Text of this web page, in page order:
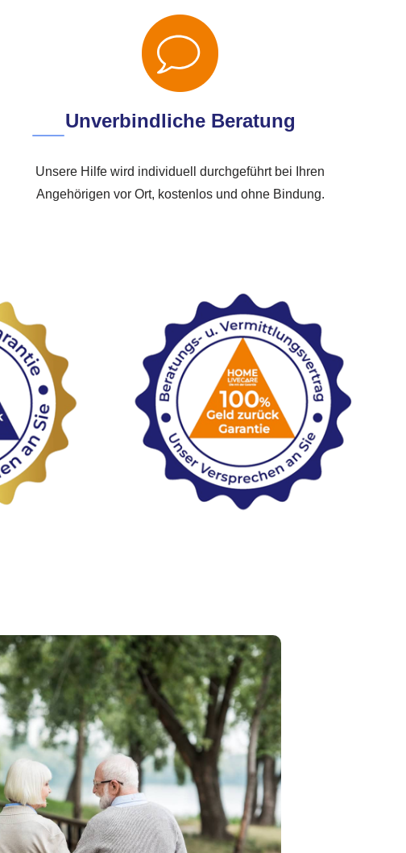
Unverbindliche Beratung
Unsere Hilfe wird individuell durchgeführt bei Ihren
Angehörigen vor Ort, kostenlos und ohne Bindung.